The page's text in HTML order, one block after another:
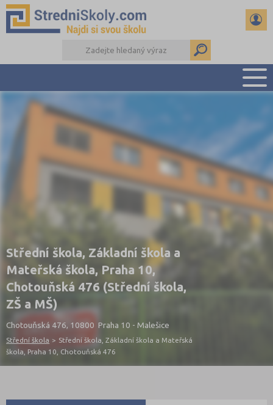
PŘÍPRAVA NA PŘIJÍMAČKY
DŮLEŽITÉ TERMÍNY
REFERÁTY A SEMINÁRKY
DALŠÍ DRUHY ŠKOL
Střední škola, Základní škola a
Mateřská škola, Praha 10,
Chotouňská 476 (Střední škola,
ZŠ a MŠ)
Chotouňská 476, 10800 Praha 10 - Malešice
Střední škola > Střední škola, Základní škola a Mateřská
škola, Praha 10, Chotouňská 476